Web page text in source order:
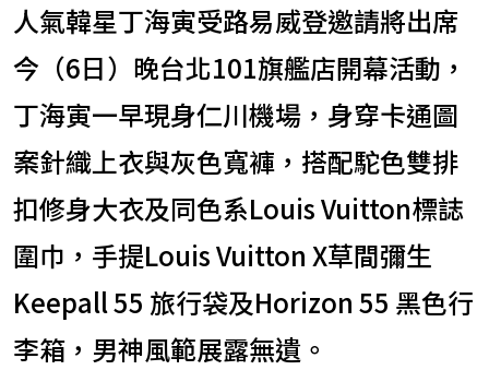
人氣韓星丁海寅受路易威登邀請將出席
今（6日）晚台北101旗艦店開幕活動，
丁海寅一早現身仁川機場，身穿卡通圖
案針織上衣與灰色寬褲，搭配駝色雙排
扣修身大衣及同色系Louis Vuitton標誌
圍巾，手提Louis Vuitton X草間彌生
Keepall 55 旅行袋及Horizon 55 黑色行
李箱，男神風範展露無遺。